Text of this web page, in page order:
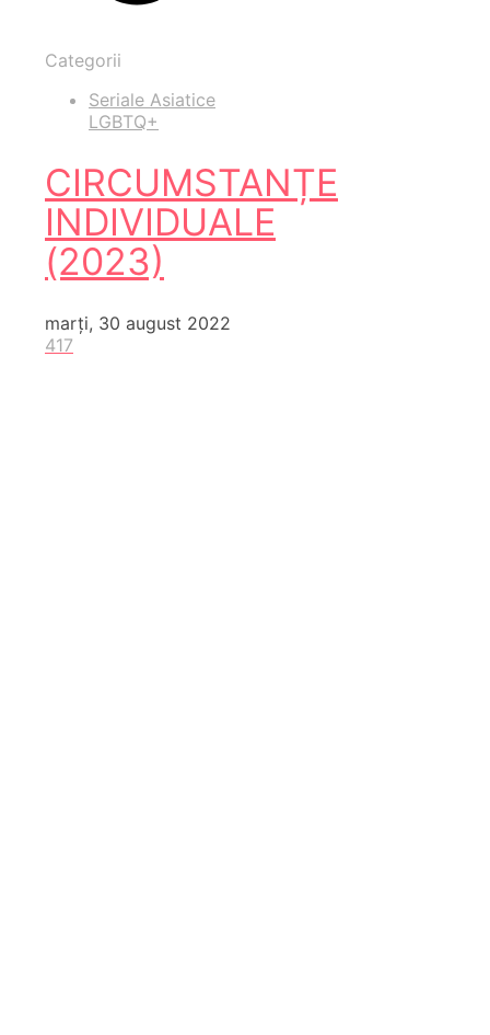
Categorii
Seriale Asiatice
LGBTQ+
CIRCUMSTANȚE
INDIVIDUALE
(2023)
marți, 30 august 2022
417